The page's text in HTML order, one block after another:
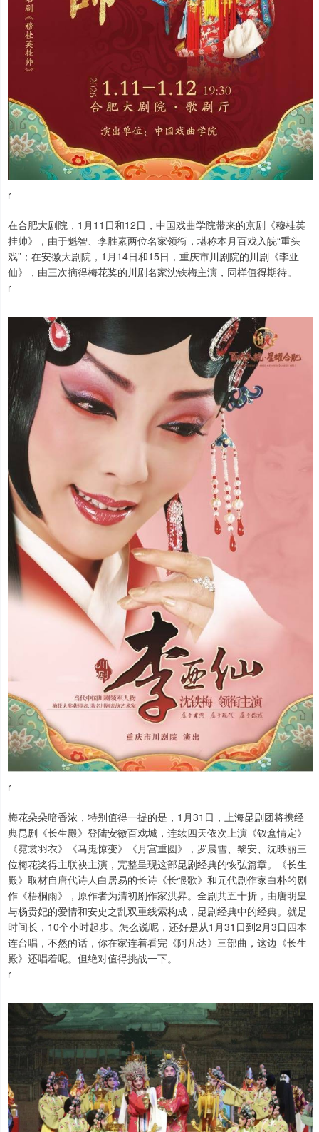
r
在合肥大剧院，1月11日和12日，中国戏曲学院带来的京剧《穆桂英
挂帅》，由于魁智、李胜素两位名家领衔，堪称本月百戏入皖“重头
戏”；在安徽大剧院，1月14日和15日，重庆市川剧院的川剧《李亚
仙》，由三次摘得梅花奖的川剧名家沈铁梅主演，同样值得期待。
r
r
梅花朵朵暗香浓，特别值得一提的是，1月31日，上海昆剧团将携经
典昆剧《长生殿》登陆安徽百戏城，连续四天依次上演《钗盒情定》
《霓裳羽衣》《马嵬惊变》《月宫重圆》，罗晨雪、黎安、沈昳丽三
位梅花奖得主联袂主演，完整呈现这部昆剧经典的恢弘篇章。《长生
殿》取材自唐代诗人白居易的长诗《长恨歌》和元代剧作家白朴的剧
作《梧桐雨》，原作者为清初剧作家洪昇。全剧共五十折，由唐明皇
与杨贵妃的爱情和安史之乱双重线索构成，昆剧经典中的经典。就是
时间长，10个小时起步。怎么说呢，还好是从1月31日到2月3日四本
连台唱，不然的话，你在家连着看完《阿凡达》三部曲，这边《长生
殿》还唱着呢。但绝对值得挑战一下。
r